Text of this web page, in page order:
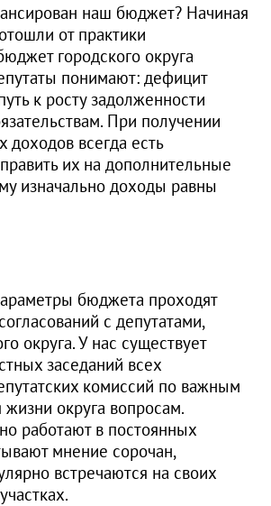
наш бюджет? Начиная
от практики
городского округа
понимают: дефицит
к росту задолженности
При получении
доходов всегда есть
их на дополнительные
изначально доходы равны
бюджета проходят
с депутатами,
округа. У нас существует
заседаний всех
комиссий по важным
округа вопросам.
работают в постоянных
мнение сорочан,
встречаются на своих